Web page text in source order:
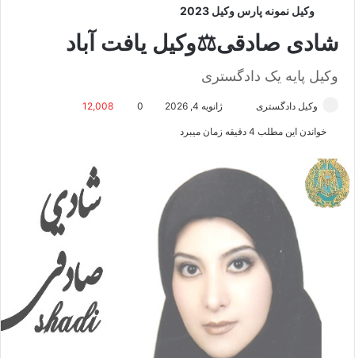
وکیل نمونه پارس وکیل 2023
شادی صادقی⚖️وکیل یافت آباد
وکیل پایه یک دادگستری
وکیل دادگستری
م
ی
ل
ژانویه 4, 2026 0
12,008
خواندن این مطلب 4 دقیقه زمان میبرد